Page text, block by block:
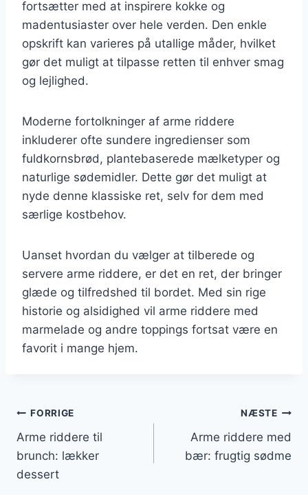
fortsætter med at inspirere kokke og
madentusiaster over hele verden. Den enkle
opskrift kan varieres på utallige måder, hvilket
gør det muligt at tilpasse retten til enhver smag
og lejlighed.
Moderne fortolkninger af arme riddere
inkluderer ofte sundere ingredienser som
fuldkornsbrød, plantebaserede mælketyper og
naturlige sødemidler. Dette gør det muligt at
nyde denne klassiske ret, selv for dem med
særlige kostbehov.
Uanset hvordan du vælger at tilberede og
servere arme riddere, er det en ret, der bringer
glæde og tilfredshed til bordet. Med sin rige
historie og alsidighed vil arme riddere med
marmelade og andre toppings fortsat være en
favorit i mange hjem.
Indlægsnavigation
FORRIGE
Arme riddere til
brunch: lækker
dessert
NÆSTE
Arme riddere med
bær: frugtig sødme